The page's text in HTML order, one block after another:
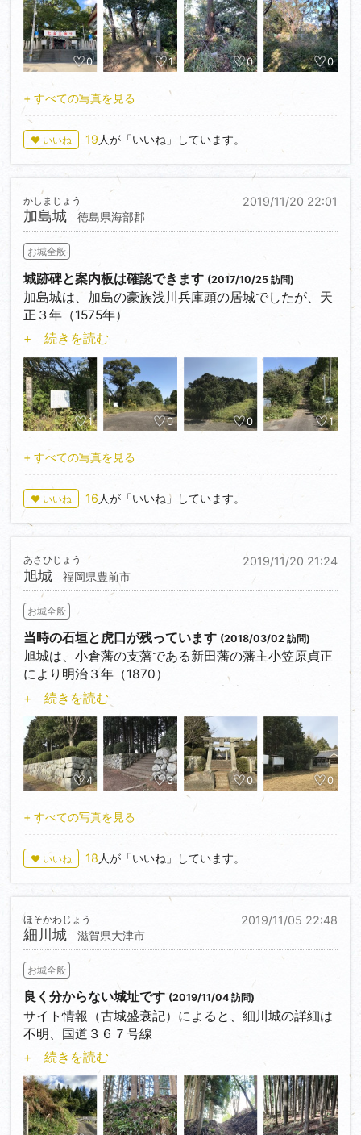
村隼人の崇敬社として、
天文年間は三好氏崇拝の篤く、慶長の頃東麓の現在地
に遷座した。藩政期は
藩主蜂須賀氏の参勤交代の東上に当り、安全を祈願し
た。現在の社殿は宝永
２年（1773）蜂須賀綱矩公の時に再建されたと伝わ
る」と記されています。
築城年代は不明ですが、城主は桑村隼人亮と言われ、
三好義賢のために堺で
武器を買って帰る途中、淡路国で海賊に遭い戦死した
と伝わっています。
津田八幡神社駐車場（数台）を利用、登城口＜
34.051839,134.575644＞から
狭い登城路で津田山の山頂部に辿り着くが、読めない
石碑が建っているだけ、
遺構は見当たらない。中腹に削平地があるが、往時の
モノか分からない。
一方、北側は土地造成等で失われて絶壁状態、大変危
険です。
0 1 0 0
+ すべての写真を見る
♥ いいね 19 人が「いいね」しています。
2019/11/20 22:01
加島城
かしまじょう
徳島県海部郡
お城全般
城跡碑と案内板は確認できます (2017/10/25 訪問)
加島城は、加島の豪族浅川兵庫頭の居城でしたが、天
正３年（1575年）
長宗我部元親の大軍が侵入して落城しました。藩政時
代に至り、加島
南端に遠見番所が置かれ、異国船を監視していまし
た。
登城入口＜33.633849,134.375174＞前に駐車、奥の
避難場所）に城跡碑と案内板は確認できますが、それ
以上進めません。
+ 続きを読む
1 0 0 1
+ すべての写真を見る
♥ いいね 16人が「いいね」しています。
2019/11/20 21:24
旭城
あさひじょう
福岡県豊前市
お城全般
当時の石垣と虎口が残っています (2018/03/02 訪問)
旭城は、小倉藩の支藩である新田藩の藩主小笠原貞正
により明治３年（1870）
築かれましたが、翌年明治４年の廃藩置県により廃城
となり「日本の歴史上、
最後に築かれた城」です。
城址には千束八幡神社と千束小学校が建てられてお
り、境内の周囲に当時の
石垣と虎口が残っています。
+ 続きを読む
4 3 0 0
+ すべての写真を見る
♥ いいね 18 人が「いいね」しています。
2019/11/05 22:48
細川城
ほそかわじょう
滋賀県大津市
お城全般
良く分からない城址です (2019/11/04 訪問)
サイト情報（古城盛衰記）によると、細川城の詳細は
不明、国道３６７号線
（通称：鯖街道）の細川町集落の「龍松寺」＜
35.281858,135.880562＞
東に位置するという。
同サイトに載っている石積・虎口・曲輪・古い石垣跡
+ 続きを読む